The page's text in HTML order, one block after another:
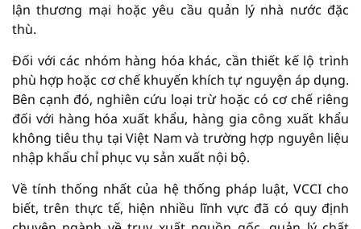
lận thương mại hoặc yêu cầu quản lý nhà nước đặc
thù.
Đối với các nhóm hàng hóa khác, cần thiết kế lộ trình
phù hợp hoặc cơ chế khuyến khích tự nguyện áp dụng.
Bên cạnh đó, nghiên cứu loại trừ hoặc có cơ chế riêng
đối với hàng hóa xuất khẩu, hàng gia công xuất khẩu
không tiêu thụ tại Việt Nam và trường hợp nguyên liệu
nhập khẩu chỉ phục vụ sản xuất nội bộ.
Về tính thống nhất của hệ thống pháp luật, VCCI cho
biết, trên thực tế, hiện nhiều lĩnh vực đã có quy định